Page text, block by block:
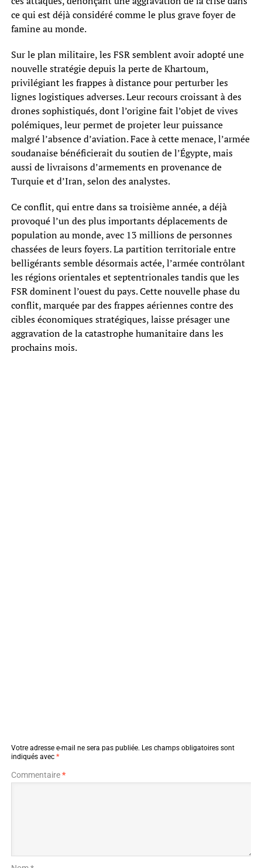
ce qui est déjà considéré comme le plus grave foyer de
famine au monde.
Sur le plan militaire, les FSR semblent avoir adopté une
nouvelle stratégie depuis la perte de Khartoum,
privilégiant les frappes à distance pour perturber les
lignes logistiques adverses. Leur recours croissant à des
drones sophistiqués, dont l’origine fait l’objet de vives
polémiques, leur permet de projeter leur puissance
malgré l’absence d’aviation. Face à cette menace, l’armée
soudanaise bénéficierait du soutien de l’Égypte, mais
aussi de livraisons d’armements en provenance de
Turquie et d’Iran, selon des analystes.
Ce conflit, qui entre dans sa troisième année, a déjà
provoqué l’un des plus importants déplacements de
population au monde, avec 13 millions de personnes
chassées de leurs foyers. La partition territoriale entre
belligérants semble désormais actée, l’armée contrôlant
les régions orientales et septentrionales tandis que les
FSR dominent l’ouest du pays. Cette nouvelle phase du
conflit, marquée par des frappes aériennes contre des
cibles économiques stratégiques, laisse présager une
aggravation de la catastrophe humanitaire dans les
prochains mois.
Votre adresse e-mail ne sera pas publiée. Les champs obligatoires sont
indiqués avec *
Commentaire*